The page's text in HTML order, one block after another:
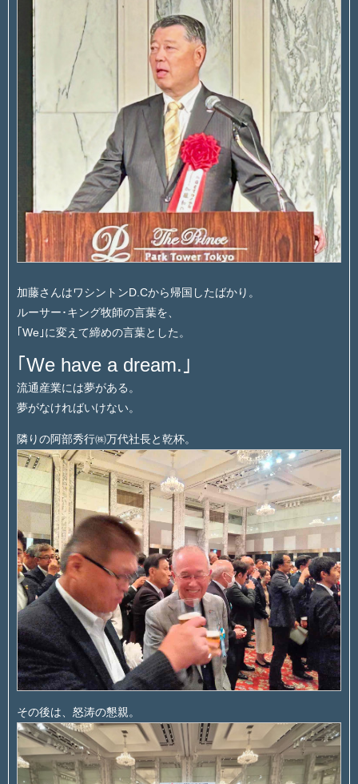
加藤さんはワシントンD.Cから帰国したばかり。
ルーサー･キング牧師の言葉を、
｢We｣に変えて締めの言葉とした。
｢We have a dream.｣
流通産業には夢がある。
夢がなければいけない。
隣りの阿部秀行㈱万代社長と乾杯。
その後は、怒涛の懇親。